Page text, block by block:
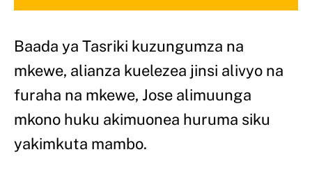
Baada ya Tasriki kuzungumza na
mkewe, alianza kuelezea jinsi alivyo na
furaha na mkewe, Jose alimuunga
mkono huku akimuonea huruma siku
yakimkuta mambo.